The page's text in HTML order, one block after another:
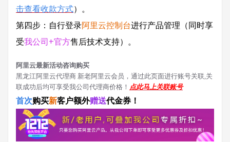
击查看收款方式）。
第四步：自行登录阿里云控制台进行产品管理（同时享
受我公司+官方售后技术支持）。
阿里云最新活动咨询购买
黑龙江阿里云代理商 新老阿里云会员，通过此页面进行账号关联,关
联成功后均可享受我公司代理商价格！ 点此马上关联账号
首次购买新客户额外赠送代金券！